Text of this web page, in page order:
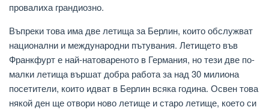
провалиха грандиозно.
Въпреки това има две летища за Берлин, които обслужват
национални и международни пътувания. Летището във
Франкфурт е най-натовареното в Германия, но тези две по-
малки летища вършат добра работа за над 30 милиона
посетители, които идват в Берлин всяка година. Освен това
някой ден ще отвори ново летище и старо летище, което си